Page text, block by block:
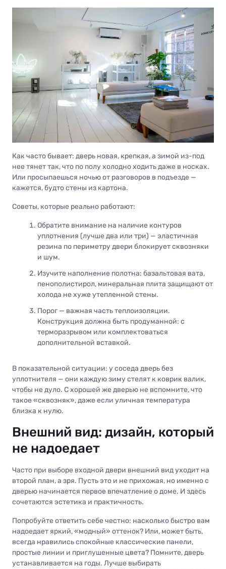
Как часто бывает: дверь новая, крепкая, а зимой из-под
нее тянет так, что по полу холодно ходить даже в носках.
Или просыпаешься ночью от разговоров в подъезде —
кажется, будто стены из картона.
Советы, которые реально работают:
Обратите внимание на наличие контуров
уплотнения (лучше два или три) — эластичная
резина по периметру двери блокирует сквозняки
и шум.
Изучите наполнение полотна: базальтовая вата,
пенополистирол, минеральная плита защищают от
холода не хуже утепленной стены.
Порог — важная часть теплоизоляции.
Конструкция должна быть продуманной: с
терморазрывом или комплектоваться
дополнительной вставкой.
В показательной ситуации: у соседа дверь без
уплотнителя — они каждую зиму стелят к коврик валик,
чтобы не дуло. С хорошей же дверью не вспомните, что
такое «сквозняк», даже если уличная температура
близка к нулю.
Внешний вид: дизайн, который
не надоедает
Часто при выборе входной двери внешний вид уходит на
второй план, а зря. Пусть это и не прихожая, но именно с
дверью начинается первое впечатление о доме. И здесь
сочетаются эстетика и практичность.
Попробуйте ответить себе честно: насколько быстро вам
надоедает яркий, «модный» оттенок? Или, может быть,
всегда нравились спокойные классические панели,
простые линии и приглушенные цвета? Помните, дверь
устанавливается на годы. Лучше выбирать